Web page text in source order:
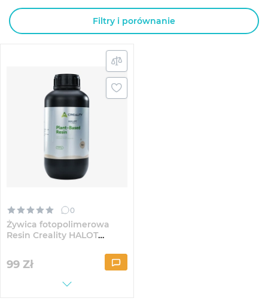
Filtry i porównanie
0
Żywica fotopolimerowa
Resin Creality HALOT
99 Zł